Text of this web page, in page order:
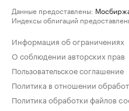
Данные предоставлены:
Индексы облигаций
Информация об ограничениях
О соблюдении авторских прав
Пользовательское соглашение
Политика в отношении
Политика обработки файлов